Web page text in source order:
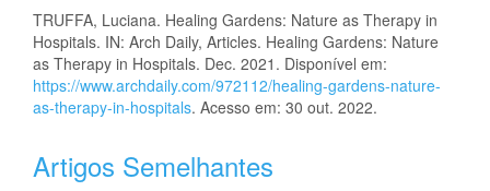
TRUFFA, Luciana. Healing Gardens: Nature as Therapy in
Hospitals. IN: Arch Daily, Articles. Healing Gardens: Nature
as Therapy in Hospitals. Dec. 2021. Disponível em:
https://www.archdaily.com/972112/healing-gardens-nature-
as-therapy-in-hospitals. Acesso em: 30 out. 2022.
Artigos Semelhantes